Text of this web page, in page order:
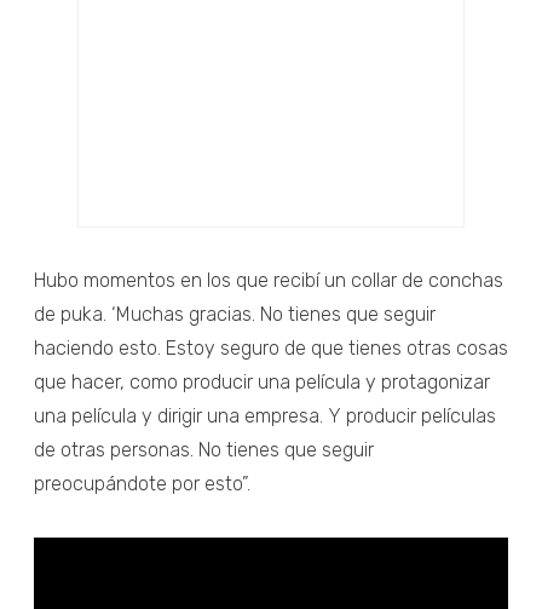
Hubo momentos en los que recibí un collar de conchas
de puka. ‘Muchas gracias. No tienes que seguir
haciendo esto. Estoy seguro de que tienes otras cosas
que hacer, como producir una película y protagonizar
una película y dirigir una empresa. Y producir películas
de otras personas. No tienes que seguir
preocupándote por esto”.